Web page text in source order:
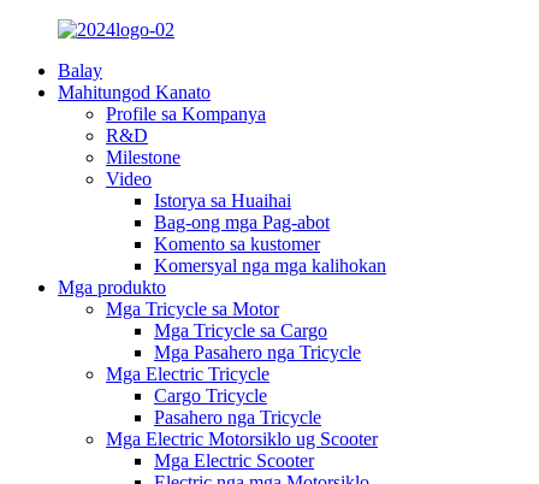
Balay
Mahitungod Kanato
Profile sa Kompanya
R&D
Milestone
Video
Istorya sa Huaihai
Bag-ong mga Pag-abot
Komento sa kustomer
Komersyal nga mga kalihokan
Mga produkto
Mga Tricycle sa Motor
Mga Tricycle sa Cargo
Mga Pasahero nga Tricycle
Mga Electric Tricycle
Cargo Tricycle
Pasahero nga Tricycle
Mga Electric Motorsiklo ug Scooter
Mga Electric Scooter